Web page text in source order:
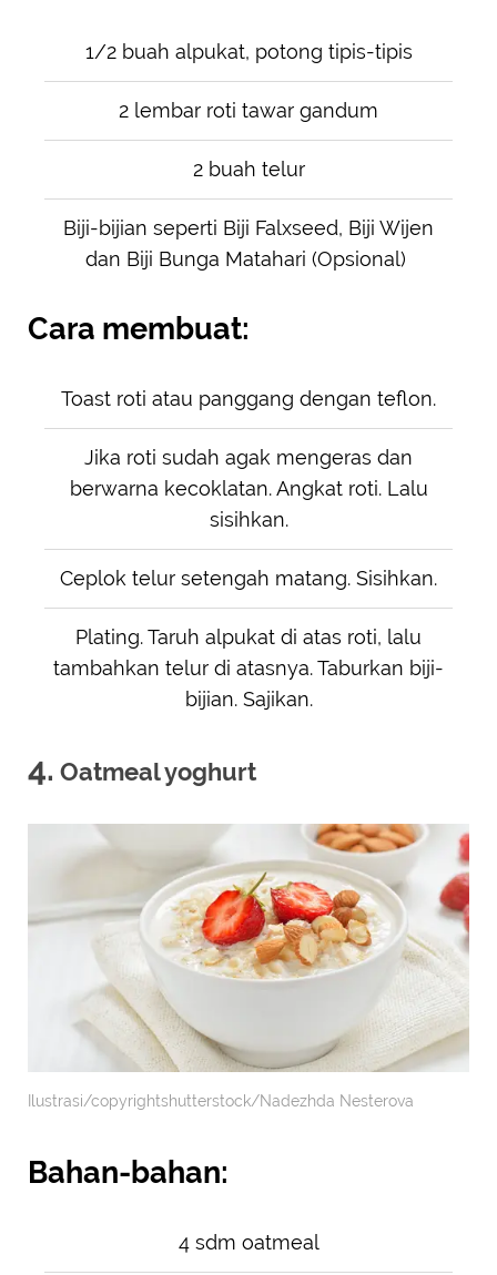
1/2 buah alpukat, potong tipis-tipis
2 lembar roti tawar gandum
2 buah telur
Biji-bijian seperti Biji Falxseed, Biji Wijen
dan Biji Bunga Matahari (Opsional)
Cara membuat:
Toast roti atau panggang dengan teflon.
Jika roti sudah agak mengeras dan
berwarna kecoklatan. Angkat roti. Lalu
sisihkan.
Ceplok telur setengah matang. Sisihkan.
Plating. Taruh alpukat di atas roti, lalu
tambahkan telur di atasnya. Taburkan biji-
bijian. Sajikan.
4. Oatmeal yoghurt
Ilustrasi/copyrightshutterstock/Nadezhda Nesterova
Bahan-bahan:
4 sdm oatmeal